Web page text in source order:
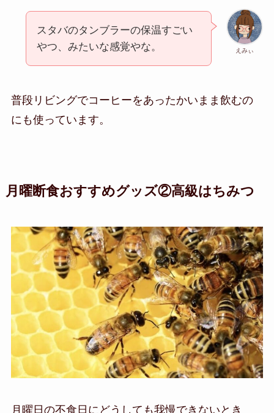
えみぃ
スタバのタンブラーの保温すごい
やつ、みたいな感覚やな。
普段リビングでコーヒーをあったかいまま飲むの
にも使っています。
月曜断食おすすめグッズ②高級はちみつ
月曜日の不食日にどうしても我慢できないとき